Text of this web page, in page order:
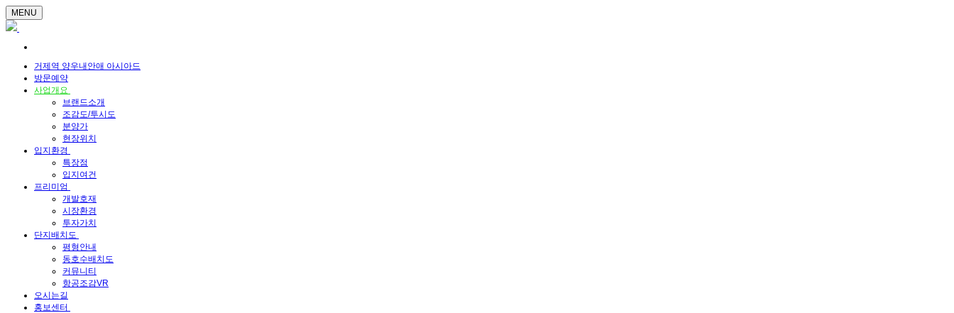
MENU
거제역 양우내안애 아시아드
방문예약
사업개요
브랜드소개
조감도/투시도
분양가
현장위치
입지환경
특장점
입지여건
프리미엄
개발호재
시장환경
투자가치
단지배치도
평형안내
동호수배치도
커뮤니티
항공조감VR
오시는길
홍보센터